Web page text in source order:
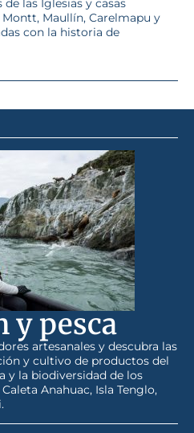
las Iglesias y casas
Maullín, Carelmapu y
con la historia de
y pesca
artesanales y descubra las
y cultivo de productos del
y la biodiversidad de los
Anahuac, Isla Tenglo,